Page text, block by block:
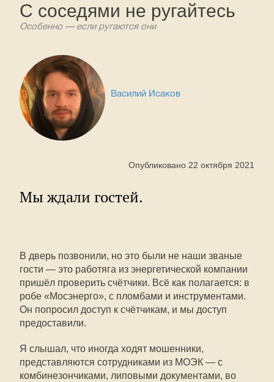
С соседями не ругайтесь
Особенно — если ругаются они
Василий Исаков
Опубликовано 22 октября 2021
Мы ждали гостей.
В дверь позвонили, но это были не наши званые
гости — это работяга из энергетической компании
пришёл проверить счётчики. Всё как полагается: в
робе «Мосэнерго», с пломбами и инструментами.
Он попросил доступ к счётчикам, и мы доступ
предоставили.
Я слышал, что иногда ходят мошенники,
представляются сотрудниками из МОЭК — с
комбинезончиками, липовыми документами, во